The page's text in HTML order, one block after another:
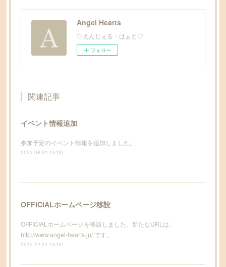
Angel Hearts
♡えんじぇる・はぁと♡
フォロー
関連記事
イベント情報追加
参加予定のイベント情報を追加しました。
2022.08.31 15:00
OFFICIALホームページ移設
OFFICIALホームページを移設しました。新たなURLは、
http://www.angel-hearts.jp/ です。
2015.12.31 15:00